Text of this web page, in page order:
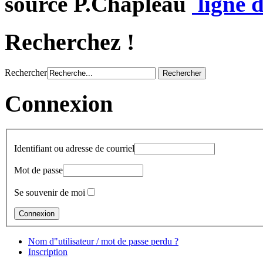
Recherchez !
Rechercher
Connexion
Identifiant ou adresse de courriel
Mot de passe
Se souvenir de moi
Nom d"utilisateur / mot de passe perdu ?
Inscription